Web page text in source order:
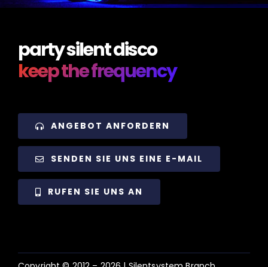
party silent disco
keep the frequency
ANGEBOT ANFORDERN
SENDEN SIE UNS EINE E-MAIL
RUFEN SIE UNS AN